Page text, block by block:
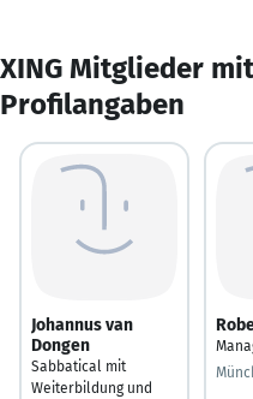
XING Mitglieder
Profilangaben
Johannus van
Dongen
Sabbatical mit
Weiterbildung und